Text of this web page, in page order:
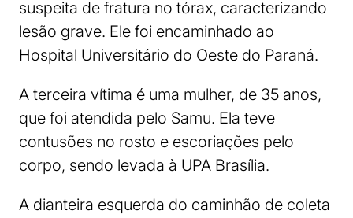
suspeita de fratura no tórax, caracterizando
lesão grave. Ele foi encaminhado ao
Hospital Universitário do Oeste do Paraná.
A terceira vítima é uma mulher, de 35 anos,
que foi atendida pelo Samu. Ela teve
contusões no rosto e escoriações pelo
corpo, sendo levada à UPA Brasília.
A dianteira esquerda do caminhão de coleta